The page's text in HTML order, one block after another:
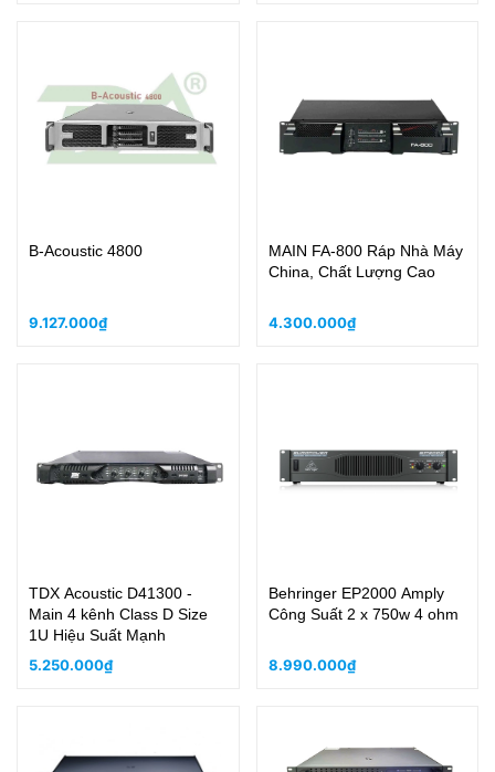
B-Acoustic 4800
9.127.000₫
MAIN FA-800 Ráp Nhà Máy
China, Chất Lượng Cao
4.300.000₫
TDX Acoustic D41300 -
Main 4 kênh Class D Size
1U Hiệu Suất Mạnh
5.250.000₫
Behringer EP2000 Amply
Công Suất 2 x 750w 4 ohm
8.990.000₫